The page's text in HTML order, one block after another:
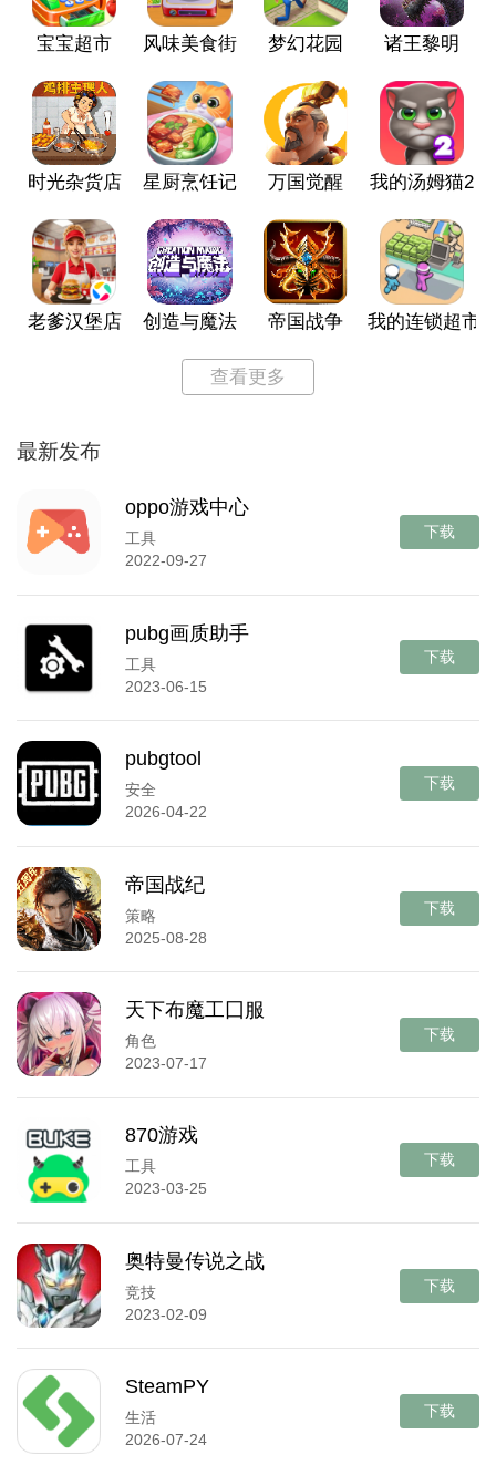
宝宝超市 风味美食街 梦幻花园 诸王黎明
时光杂货店 星厨烹饪记 万国觉醒 我的汤姆猫2
老爹汉堡店 创造与魔法 帝国战争 我的连锁超市
查看更多
最新发布
oppo游戏中心
工具
2022-09-27
下载
pubg画质助手
工具
2023-06-15
下载
pubgtool
安全
2026-04-22
下载
帝国战纪
策略
2025-08-28
下载
天下布魔工囗服
角色
2023-07-17
下载
870游戏
工具
2023-03-25
下载
奥特曼传说之战
竞技
2023-02-09
下载
SteamPY
生活
2026-07-24
下载